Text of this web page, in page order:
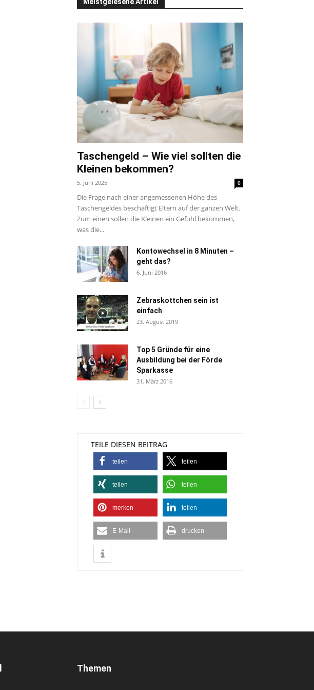
Taschengeld – Wie viel sollten die
Kleinen bekommen?
5. Juni 2025 0
Die Frage nach einer angemessenen Höhe des
Taschengeldes beschäftigt Eltern auf der ganzen Welt.
Zum einen sollen die Kleinen ein Gefühl bekommen,
was die...
Kontowechsel in 8 Minuten –
geht das?
6. Juni 2016
Zebraskottchen sein ist
einfach
23. August 2019
Top 5 Gründe für eine
Ausbildung bei der Förde
Sparkasse
31. März 2016
TEILE DIESEN BEITRAG
teilen teilen
teilen teilen
merken teilen
E-Mail drucken
Themen